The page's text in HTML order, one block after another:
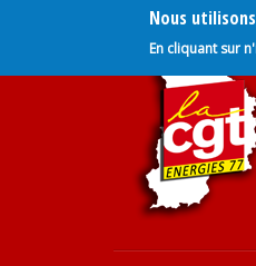
Nous
En cliquant sur